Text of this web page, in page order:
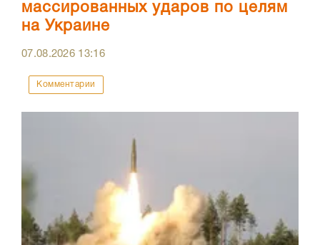
массированных ударов по целям
на Украине
07.08.2026 13:16
Комментарии